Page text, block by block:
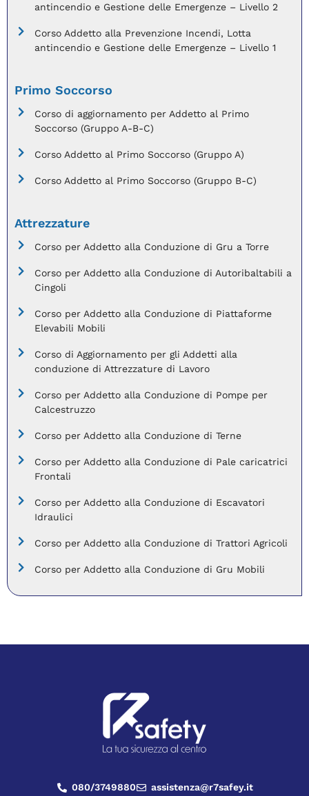
antincendio e Gestione delle Emergenze – Livello 2
Corso Addetto alla Prevenzione Incendi, Lotta
antincendio e Gestione delle Emergenze – Livello 1
Primo Soccorso
Corso di aggiornamento per Addetto al Primo
Soccorso (Gruppo A-B-C)
Corso Addetto al Primo Soccorso (Gruppo A)
Corso Addetto al Primo Soccorso (Gruppo B-C)
Attrezzature
Corso per Addetto alla Conduzione di Gru a Torre
Corso per Addetto alla Conduzione di Autoribaltabili a
Cingoli
Corso per Addetto alla Conduzione di Piattaforme
Elevabili Mobili
Corso di Aggiornamento per gli Addetti alla
conduzione di Attrezzature di Lavoro
Corso per Addetto alla Conduzione di Pompe per
Calcestruzzo
Corso per Addetto alla Conduzione di Terne
Corso per Addetto alla Conduzione di Pale caricatrici
Frontali
Corso per Addetto alla Conduzione di Escavatori
Idraulici
Corso per Addetto alla Conduzione di Trattori Agricoli
Corso per Addetto alla Conduzione di Gru Mobili
080/3749880 assistenza@r7safey.it